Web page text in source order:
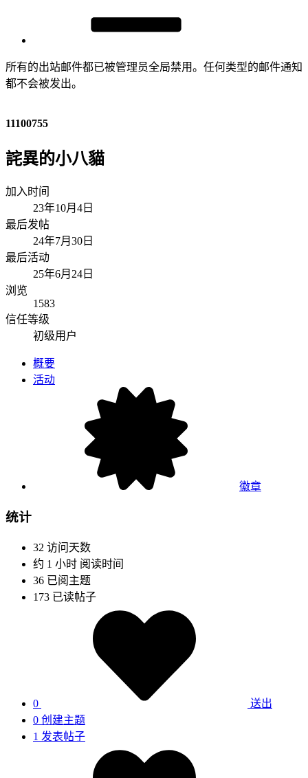
所有的出站邮件都已被管理员全局禁用。任何类型的邮件通知
都不会被发出。
11100755
詫異的小八貓
加入时间
23年10月4日
最后发帖
24年7月30日
最后活动
25年6月24日
浏览
1583
信任等级
初级用户
概要
活动
徽章
统计
32 访问天数
约 1 小时 阅读时间
36 已阅主题
173 已读帖子
0
送出
0 创建主题
1 发表帖子